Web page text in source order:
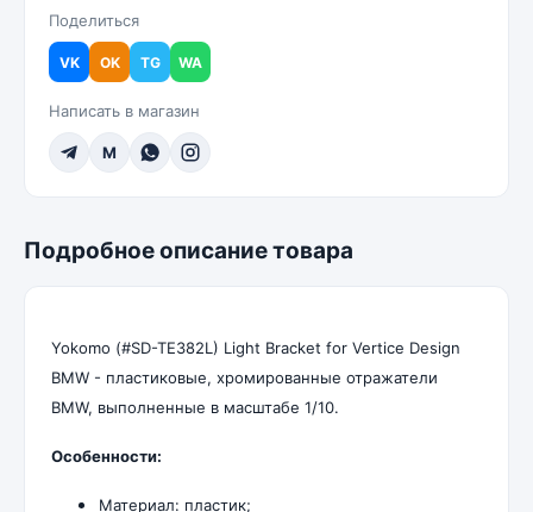
Поделиться
VK OK TG WA
Написать в магазин
M
Подробное описание товара
Yokomo (#SD-TE382L) Light Bracket for Vertice Design
BMW - пластиковые, хромированные отражатели
BMW, выполненные в масштабе 1/10.
Особенности:
Материал: пластик;